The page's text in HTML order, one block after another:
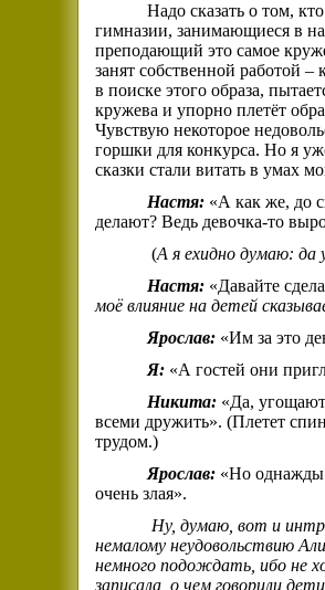
Надо сказать о том,
гимназии, занимающиеся в
преподающий это самое
занят собственной работой
в поиске этого образа,
кружева и упорно плетёт
Чувствую некоторое
горшки для конкурса. Но я
сказки стали витать в умах
Настя: «А как же, до
делают? Ведь девочка-то
(А я ехидно думаю:
Настя: «Давайте
моё влияние на детей
Ярослав: «Им за это
Я: «А гостей они
Никита: «Да,
всеми дружить». (Плетет
трудом.)
Ярослав: «Но однажды
очень злая».
Ну, думаю, вот и
немалому неудовольствию
немного подождать, ибо не
записала, о чем говорили